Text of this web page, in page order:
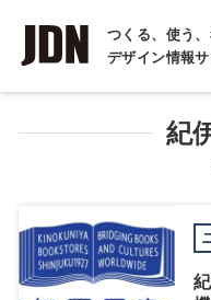
つくる、使う
デザイン情報サ
INTERVIEW
インタビュー
コラム
紀